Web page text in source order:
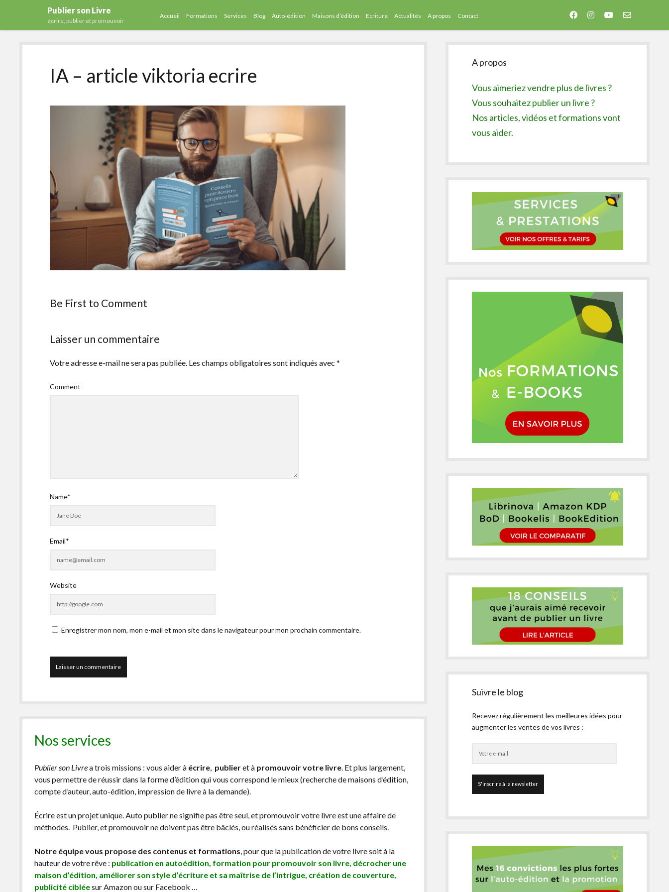
Publier son Livre
écrire, publier et promouvoir
Accueil Formations Services Blog Auto-édition Maisons d’édition Ecriture Actualités A propos Contact facebookinstagram
youtubeemail-
IA – article viktoria ecrire
Be First to Comment
Laisser un commentaire
Votre adresse e-mail ne sera pas publiée. Les champs obligatoires sont indiqués avec*
Comment
Name*
Email*
Website
Enregistrer mon nom, mon e-mail et mon site dans le navigateur pour mon prochain commentaire.
Nos services
Publier son Livrea trois missions : vous aider à écrire, publieret à promouvoir votre livre. Et plus largement,
vous permettre de réussir dans la forme d’édition qui vous correspond le mieux (recherche de maisons d’édition,
compte d’auteur, auto-édition, impression de livre à la demande).
Écrire est un projet unique. Auto publier ne signifie pas être seul, et promouvoir votre livre est une affaire de
méthodes. Publier, et promouvoir ne doivent pas être bâclés, ou réalisés sans bénéficier de bons conseils.
Notre équipe vous propose des contenus et formations, pour que la publication de votre livre soit à la
hauteur de votre rêve : publication en autoédition, formation pour promouvoir son livre, décrocher une
maison d’édition, améliorer son style d’écriture et sa maîtrise de l’intrigue, création de couverture,
publicité cibléesur Amazon ou sur Facebook …
Sidebar
A propos
Vous aimeriez vendre plus de livres ?
Vous souhaitez publier un livre ?
Nos articles, vidéos et formations vont
vous aider.
Suivre le blog
Recevez régulièrement les meilleures idées pour
augmenter les ventes de vos livres :